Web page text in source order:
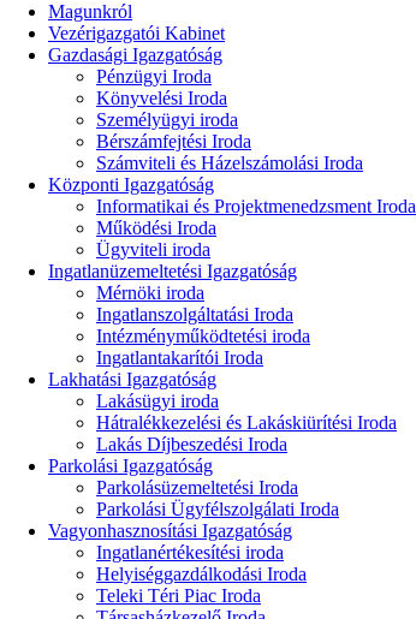
Magunkról
Vezérigazgatói Kabinet
Gazdasági Igazgatóság
Pénzügyi Iroda
Könyvelési Iroda
Személyügyi iroda
Bérszámfejtési Iroda
Számviteli és Házelszámolási Iroda
Központi Igazgatóság
Informatikai és Projektmenedzsment Iroda
Működési Iroda
Ügyviteli iroda
Ingatlanüzemeltetési Igazgatóság
Mérnöki iroda
Ingatlanszolgáltatási Iroda
Intézményműködtetési iroda
Ingatlantakarítói Iroda
Lakhatási Igazgatóság
Lakásügyi iroda
Hátralékkezelési és Lakáskiürítési Iroda
Lakás Díjbeszedési Iroda
Parkolási Igazgatóság
Parkolásüzemeltetési Iroda
Parkolási Ügyfélszolgálati Iroda
Vagyonhasznosítási Igazgatóság
Ingatlanértékesítési iroda
Helyiséggazdálkodási Iroda
Teleki Téri Piac Iroda